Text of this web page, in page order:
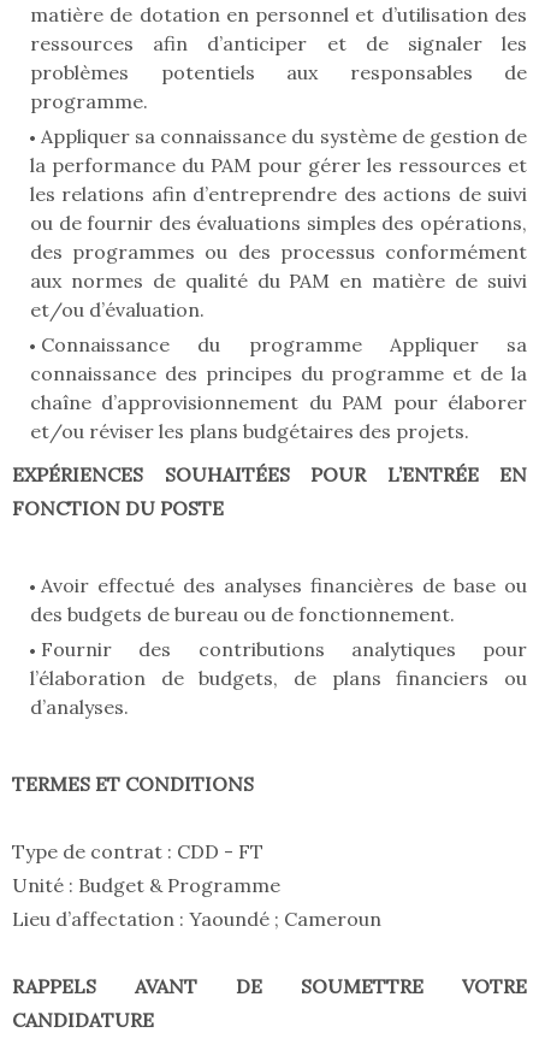
matière de dotation en personnel et d’utilisation des
ressources afin d’anticiper et de signaler les
problèmes potentiels aux responsables de
programme.
Appliquer sa connaissance du système de gestion de
la performance du PAM pour gérer les ressources et
les relations afin d’entreprendre des actions de suivi
ou de fournir des évaluations simples des opérations,
des programmes ou des processus conformément
aux normes de qualité du PAM en matière de suivi
et/ou d’évaluation.
Connaissance du programme Appliquer sa
connaissance des principes du programme et de la
chaîne d’approvisionnement du PAM pour élaborer
et/ou réviser les plans budgétaires des projets.
EXPÉRIENCES SOUHAITÉES POUR L’ENTRÉE EN
FONCTION DU POSTE
Avoir effectué des analyses financières de base ou
des budgets de bureau ou de fonctionnement.
Fournir des contributions analytiques pour
l’élaboration de budgets, de plans financiers ou
d’analyses.
TERMES ET CONDITIONS
Type de contrat : CDD - FT
Unité : Budget & Programme
Lieu d’affectation : Yaoundé ; Cameroun
RAPPELS AVANT DE SOUMETTRE VOTRE
CANDIDATURE